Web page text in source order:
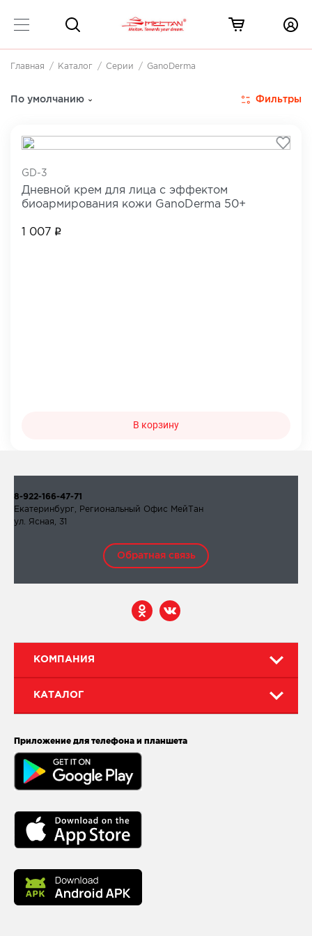
Главная Каталог Серии GanoDerma
По умолчанию Фильтры
GD-3
Дневной крем для лица с эффектом
биоармирования кожи GanoDerma 50+
1 007
В корзину
КОМПАНИЯ
КАТАЛОГ
Приложение для телефона и планшета
8-922-166-47-71
Екатеринбург, Региональный Офис МейТан
ул. Ясная, 31
Обратная связь